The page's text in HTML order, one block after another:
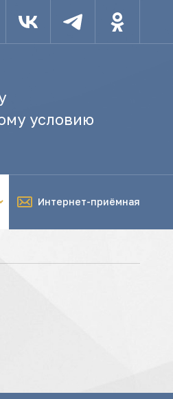
условию
Интернет-приёмная